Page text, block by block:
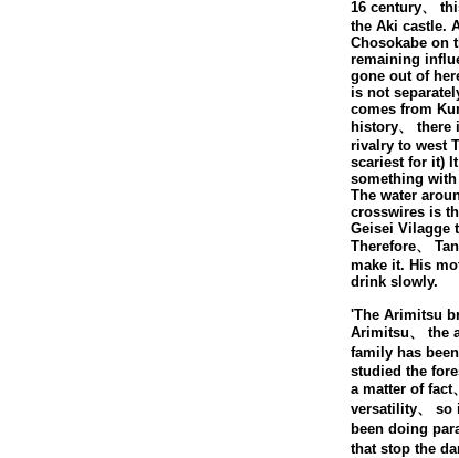
16 century、
the Aki castle.
Chosokabe on
remaining
gone out of
is not
comes from
history、 there
rivalry to west
scariest for it)
something
The water
crosswires is
Geisei Vilagge
Therefore、
make it. His
drink slowly.
'The Arimitsu
Arimitsu、 the
family has
studied the
a matter of fact
versatility、 so
been doing
that stop the